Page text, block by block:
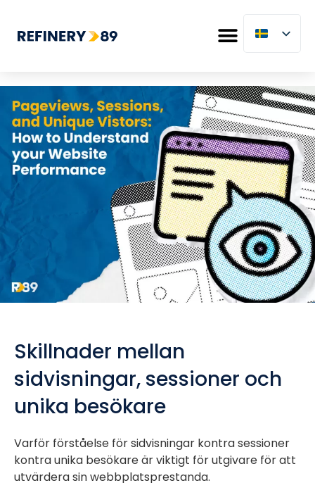
Skillnader mellan
sidvisningar, sessioner och
unika besökare
Varför förståelse för sidvisningar kontra sessioner
kontra unika besökare är viktigt för utgivare för att
utvärdera sin webbplatsprestanda.